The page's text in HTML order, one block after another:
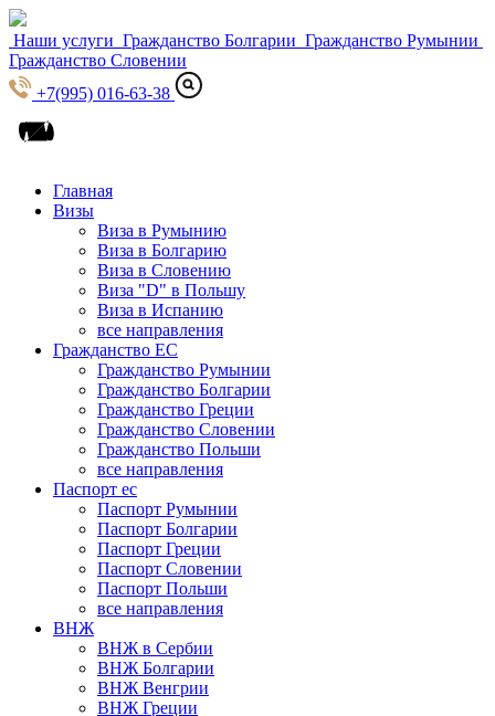
Наши услуги Гражданство Болгарии Гражданство Румынии
Гражданство Словении
+7(995) 016-63-38
Главная
Визы
Виза в Румынию
Виза в Болгарию
Виза в Словению
Виза "D" в Польшу
Виза в Испанию
все направления
Гражданство ЕС
Гражданство Румынии
Гражданство Болгарии
Гражданство Греции
Гражданство Словении
Гражданство Польши
все направления
Паспорт ес
Паспорт Румынии
Паспорт Болгарии
Паспорт Греции
Паспорт Словении
Паспорт Польши
все направления
ВНЖ
ВНЖ в Сербии
ВНЖ Болгарии
ВНЖ Венгрии
ВНЖ Греции